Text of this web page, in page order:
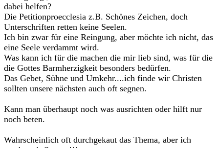
dabei helfen?
Die Petitionproecclesia z.B. Schönes Zeichen, doch
Unterschriften retten keine Seelen.
Ich bin zwar für eine Reingung, aber möchte ich nicht, das
eine Seele verdammt wird.
Was kann ich für die machen die mir lieb sind, was für die
die Gottes Barmherzigkeit besonders bedürfen.
Das Gebet, Sühne und Umkehr....ich finde wir Christen
sollten unsere nächsten auch oft segnen.
Kann man überhaupt noch was ausrichten oder hilft nur
noch beten.
Wahrscheinlich oft durchgekaut das Thema, aber ich